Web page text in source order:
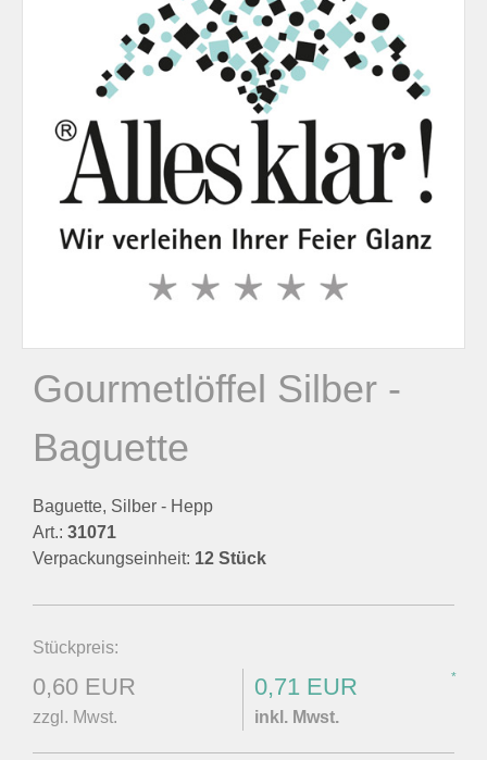
a
h
Gourmetlöffel Silber -
Baguette
Baguette, Silber - Hepp
Art.: 31071
Verpackungseinheit: 12 Stück
Stückpreis:
0,60 EUR
zzgl. Mwst.
0,71 EUR *
inkl. Mwst.